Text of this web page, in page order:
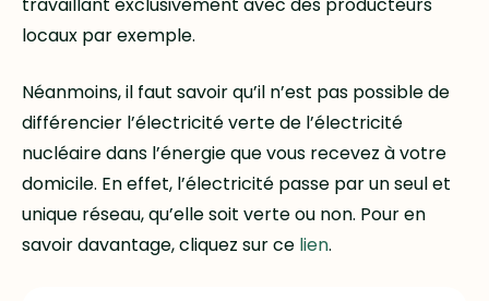
locaux par exemple.
Néanmoins, il faut savoir qu’il n’est pas possible de
différencier l’électricité verte de l’électricité
nucléaire dans l’énergie que vous recevez à votre
domicile. En effet, l’électricité passe par un seul et
unique réseau, qu’elle soit verte ou non. Pour en
savoir davantage, cliquez sur ce lien.